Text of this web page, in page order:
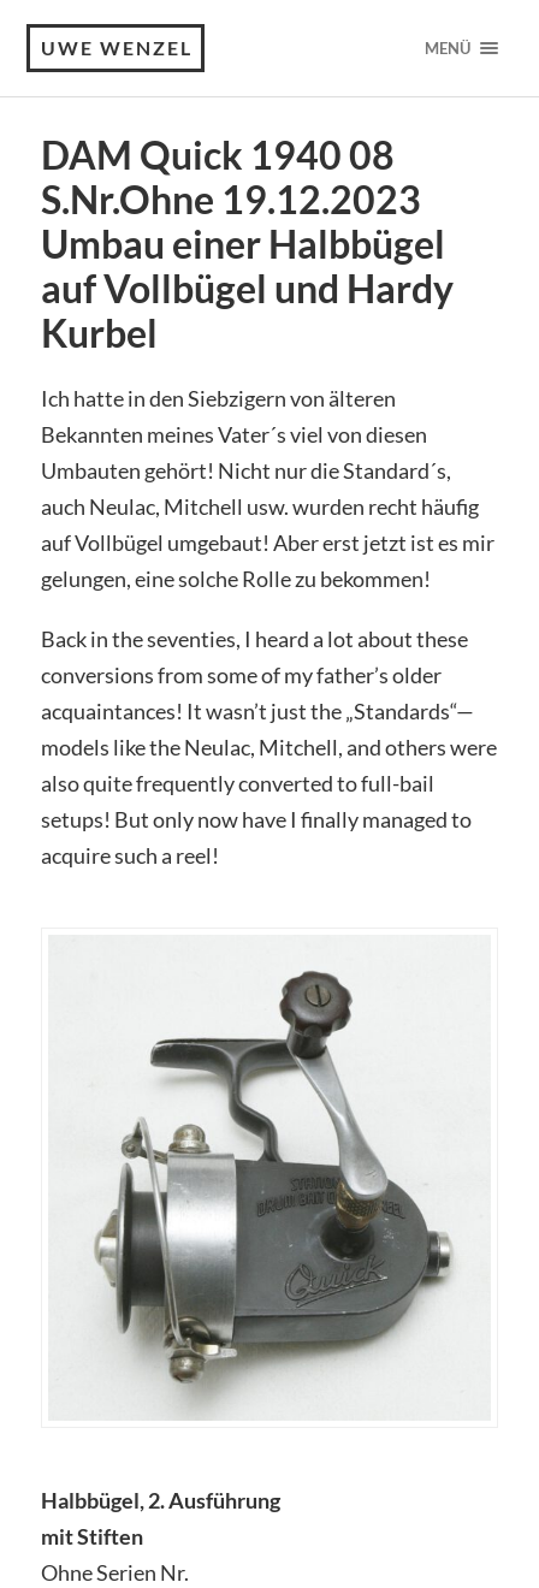
UWE WENZEL MENÜ
DAM Quick 1940 08
S.Nr.Ohne 19.12.2023
Umbau einer Halbbügel
auf Vollbügel und Hardy
Kurbel
Ich hatte in den Siebzigern von älteren
Bekannten meines Vater´s viel von diesen
Umbauten gehört! Nicht nur die Standard´s,
auch Neulac, Mitchell usw. wurden recht häufig
auf Vollbügel umgebaut! Aber erst jetzt ist es mir
gelungen, eine solche Rolle zu bekommen!
Back in the seventies, I heard a lot about these
conversions from some of my father’s older
acquaintances! It wasn’t just the „Standards“—
models like the Neulac, Mitchell, and others were
also quite frequently converted to full-bail
setups! But only now have I finally managed to
acquire such a reel!
Halbbügel, 2. Ausführung
mit Stiften
Ohne Serien Nr.